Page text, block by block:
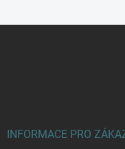
INFORMACE PRO